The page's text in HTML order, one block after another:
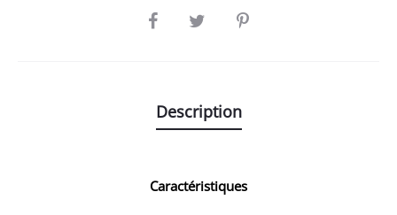
PARTAGER
Description
Caractéristiques